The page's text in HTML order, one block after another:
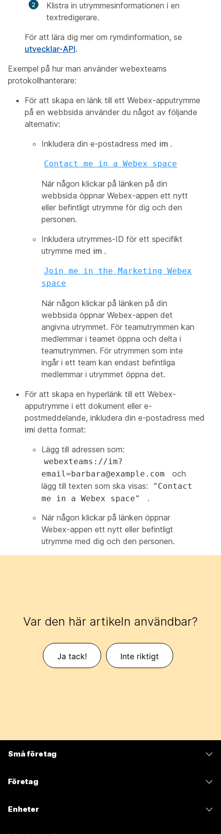
Klistra in utrymmesinformationen i en
textredigerare.
För att lära dig mer om rymdinformation, se
utvecklar-API.
Exempel på hur man använder webexteams
protokollhanterare:
För att skapa en länk till ett Webex-apputrymme
på en webbsida använder du något av följande
alternativ:
Inkludera din e-postadress med im .
Contact me in a Webex space
När någon klickar på länken på din
webbsida öppnar Webex-appen ett nytt
eller befintligt utrymme för dig och den
personen.
Inkludera utrymmes-ID för ett specifikt
utrymme med im .
Join me in the Marketing Webex
space
När någon klickar på länken på din
webbsida öppnar Webex-appen det
angivna utrymmet. För teamutrymmen kan
medlemmar i teamet öppna och delta i
teamutrymmen. För utrymmen som inte
ingår i ett team kan endast befintliga
medlemmar i utrymmet öppna det.
För att skapa en hyperlänk till ett Webex-
apputrymme i ett dokument eller e-
postmeddelande, inkludera din e-postadress med
imi detta format:
Lägg till adressen som:
webexteams://im?
email=barbara@example.com
och
lägg till texten som ska visas:
"Contact
me in a Webex space"
.
När någon klickar på länken öppnar
Webex-appen ett nytt eller befintligt
utrymme med dig och den personen.
Var den här artikeln användbar?
Ja tack! Inte riktigt
Små företag
Företag
Enheter